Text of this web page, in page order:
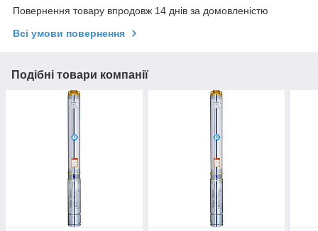
Повернення товару впродовж 14 днів за домовленістю
Всі умови повернення
Подібні товари компанії